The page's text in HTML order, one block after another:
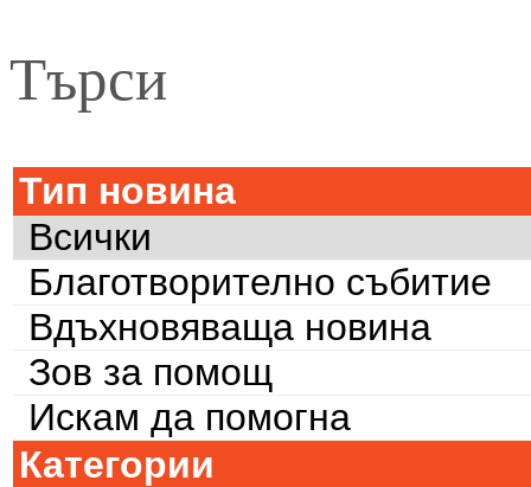
Търси
Тип новина
Всички
Благотворително събитие
Вдъхновяваща новина
Зов за помощ
Искам да помогна
Категории